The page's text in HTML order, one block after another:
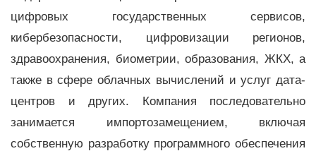
цифровых государственных сервисов,
кибербезопасности, цифровизации регионов,
здравоохранения, биометрии, образования, ЖКХ, а
также в сфере облачных вычислений и услуг дата-
центров и других. Компания последовательно
занимается импортозамещением, включая
собственную разработку программного обеспечения